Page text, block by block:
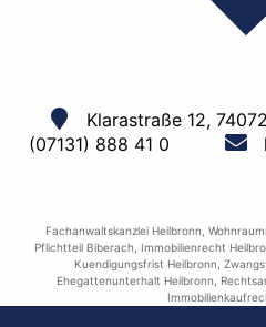
Klarastraße 12,
(07131) 888 41 0
Fachanwaltskanzlei Heilbronn
Pflichtteil Biberach
Immobilienrecht
Kuendigungsfrist Heilbronn
Ehegattenunterhalt Heilbronn